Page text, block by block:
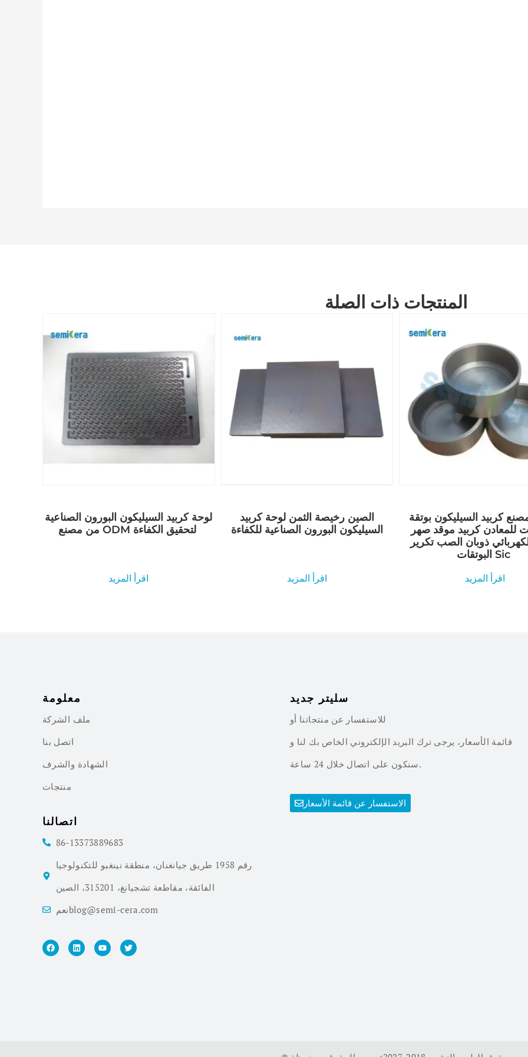
المنتجات ذات الصلة
لوحة كربيد السيليكون البورون الصناعية
من مصنع ODM لتحقيق الكفاءة
اقرأ المزيد
الصين رخيصة الثمن لوحة كربيد
السيليكون البورون الصناعية للكفاءة
اقرأ المزيد
كربيد السيليكون بوتقة
للمعادن كربيد موقد صهر
ذوبان الصب تكرير
البوتقات Sic
اقرأ المزيد
معلومة
ملف الشركة
اتصل بنا
الشهادة والشرف
منتجات
سليتر جديد
للاستفسار عن منتجاتنا أو
قائمة الأسعار، يرجى ترك البريد الإلكتروني الخاص بك لنا و
سنكون على اتصال خلال 24 ساعة.
الاستفسار عن قائمة الأسعار
اتصالنا
86-13373889683
رقم 1958 طريق جيانغنان، منطقة نينغبو للتكنولوجيا
الفائقة، مقاطعة تشجيانغ، 315201، الصين
نعمblog@semi-cera.com